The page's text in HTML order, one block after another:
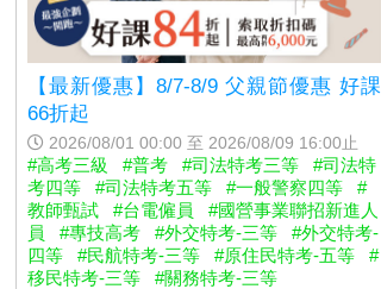
【最新優惠】8/7-8/9 父親節優惠 好課
66折起
2026/08/01 00:00 至 2026/08/09 16:00止
#高考三級 #普考 #司法特考三等
#司法特
考四等
#司法特考五等 #一般警察四等
#
教師甄試
#台電僱員
#國營事業聯招新進人
員
#專技高考 #外交特考-三等
#外交特考-
四等
#民航特考-三等 #原住民特考-五等
#
移民特考-三等
#關務特考-三等